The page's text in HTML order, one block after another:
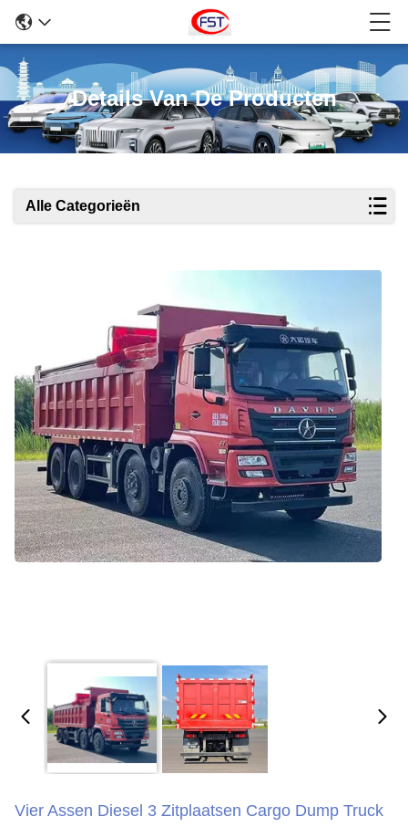
Details Van De Producten
Alle Categorieën
Vier Assen Diesel 3 Zitplaatsen Cargo Dump Truck